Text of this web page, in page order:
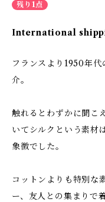
残り1点
International
フランスより1950年
介。
触れるとわずかに聞こ
いてシルクという素材
象徴でした。
コットンよりも特別な
ー、友人との集まりで